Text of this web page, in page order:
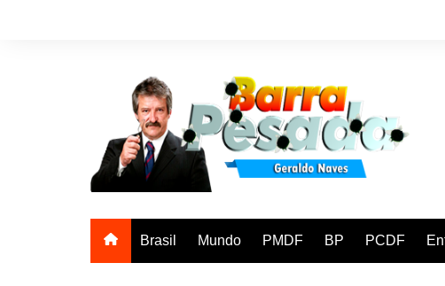
Brasil Mundo PMDF BP PCDF